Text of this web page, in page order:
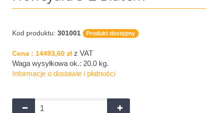
Kod produktu: 301001 Produkt dostępny
Cena : 14493,60 zł z VAT
Waga wysyłkowa ok.: 20.0 kg.
Informacje o dostawie i płatności